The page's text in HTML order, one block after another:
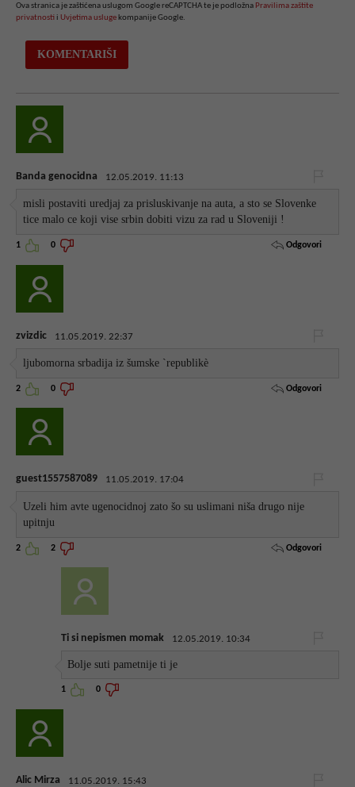
Ova stranica je zaštićena uslugom Google reCAPTCHA te je podložna Pravilima zaštite
privatnosti i Uvjetima usluge kompanije Google.
Banda genocidna 12.05.2019. 11:13
misli postaviti uredjaj za prisluskivanje na auta, a sto se Slovenke
tice malo ce koji vise srbin dobiti vizu za rad u Sloveniji !
1 0 Odgovori
zvizdic 11.05.2019. 22:37
ljubomorna srbadija iz šumske ˋrepublikè
2 0 Odgovori
guest1557587089 11.05.2019. 17:04
Uzeli him avte ugenocidnoj zato šo su uslimani niša drugo nije
upitnju
2 2 Odgovori
Ti si nepismen momak 12.05.2019. 10:34
Bolje suti pametnije ti je
1 0
Alic Mirza 11.05.2019. 15:43